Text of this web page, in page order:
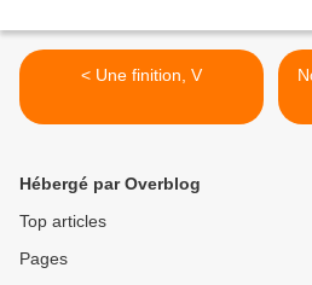
< Une finition, V
Hébergé par Overblog
Top articles
Pages